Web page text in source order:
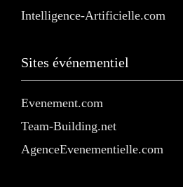
Intelligence-Artificielle.com
Sites événementiel
Evenement.com
Team-Building.net
AgenceEvenementielle.com